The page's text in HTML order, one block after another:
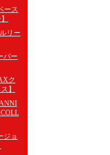
ース
リー
バー
ク
】
ANNI
ジョ